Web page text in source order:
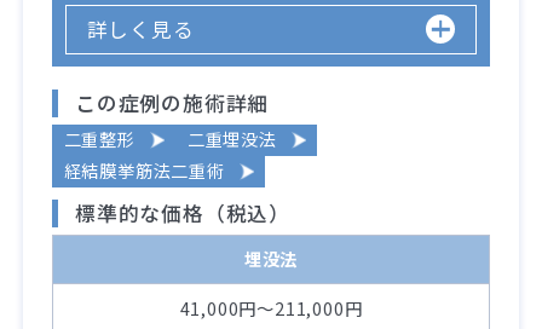
詳しく見る
この症例の施術詳細
二重整形
二重埋没法
経結膜挙筋法二重術
標準的な価格（税込）
埋没法
41,000円～211,000円